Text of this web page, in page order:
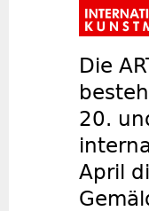
Die
20.
April